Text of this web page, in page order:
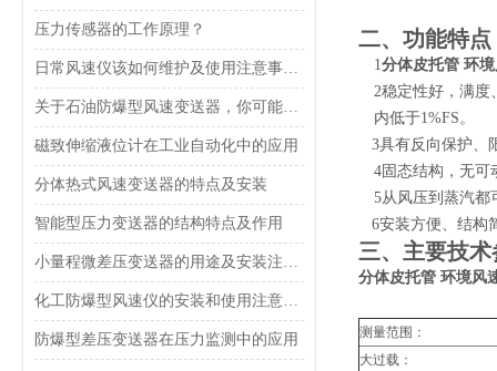
压力传感器的工作原理？
日常风速仪该如何维护及使用注意事项是什么呢？
关于石油防爆型风速变送器，你可能想了解这些内容！
磁致伸缩液位计在工业自动化中的应用
分体热式风速变送器的特点及安装
智能型压力变送器的结构特点及作用
小量程微差压变送器的用途及安装注意事项
化工防爆型风速仪的安装和使用注意事项
防爆型差压变送器在压力监测中的应用
二、功能特点
1分体皮托管 环
2稳定性好，满度
内低于1%FS。
3具有反向保护、
4固态结构，无可
5从风压到蒸汽都
6安装方便、结构
三、主要技术
分体皮托管 环境风
测量范围：
大过载：